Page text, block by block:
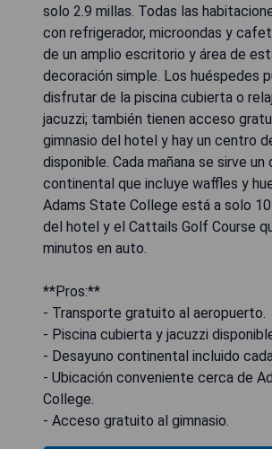
solo 2.9 millas. Todas las
con refrigerador, microondas y
de un amplio escritorio y área de
decoración simple. Los huéspedes
disfrutar de la piscina cubierta o
jacuzzi; también tienen acceso
gimnasio del hotel y hay un centro
disponible. Cada mañana se sirve un
continental que incluye waffles y
Adams State College está a solo
del hotel y el Cattails Golf Course
minutos en auto.
**Pros:**
- Transporte gratuito al aeropuerto.
- Piscina cubierta y jacuzzi
- Desayuno continental incluido
- Ubicación conveniente cerca de
College.
- Acceso gratuito al gimnasio.